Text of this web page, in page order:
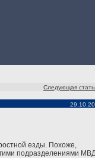
Следующая
езды. Похоже,
подразделениями